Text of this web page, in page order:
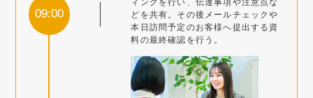
09:00
どを共有。その後メールチェックや
本日訪問予定のお客様へ提出する資
料の最終確認を行う。